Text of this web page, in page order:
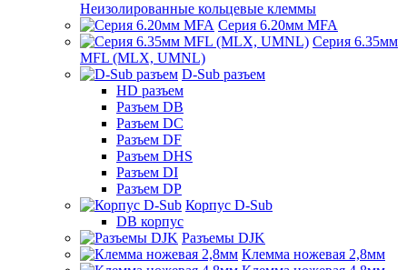
Неизолированные кольцевые клеммы
Серия 6.20мм MFA
Серия 6.35мм
MFL (MLX, UMNL)
D-Sub разъем
HD разъем
Разъем DB
Разъем DC
Разъем DF
Разъем DHS
Разъем DI
Разъем DP
Корпус D-Sub
DB корпус
Разъемы DJK
Клемма ножевая 2,8мм